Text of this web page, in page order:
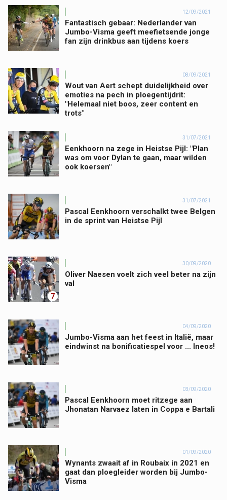
12/09/2021
Fantastisch gebaar: Nederlander van
Jumbo-Visma geeft meefietsende jonge
fan zijn drinkbus aan tijdens koers
08/09/2021
Wout van Aert schept duidelijkheid over
emoties na pech in ploegentijdrit:
"Helemaal niet boos, zeer content en
trots"
31/07/2021
Eenkhoorn na zege in Heistse Pijl: "Plan
was om voor Dylan te gaan, maar wilden
ook koersen"
31/07/2021
Pascal Eenkhoorn verschalkt twee Belgen
in de sprint van Heistse Pijl
7
30/09/2020
Oliver Naesen voelt zich veel beter na zijn
val
04/09/2020
Jumbo-Visma aan het feest in Italië, maar
eindwinst na bonificatiespel voor ... Ineos!
03/09/2020
Pascal Eenkhoorn moet ritzege aan
Jhonatan Narvaez laten in Coppa e Bartali
01/09/2020
Wynants zwaait af in Roubaix in 2021 en
gaat dan ploegleider worden bij Jumbo-
Visma